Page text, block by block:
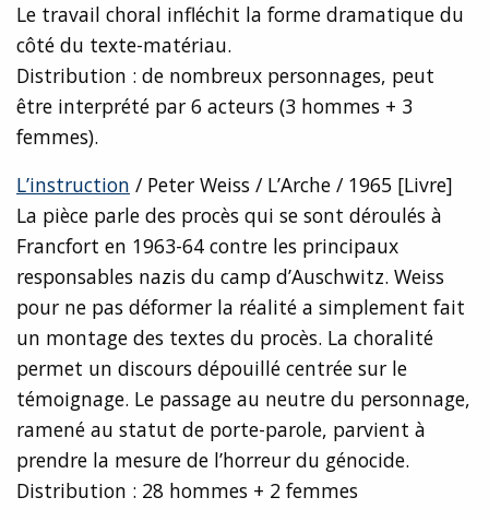
Le travail choral infléchit la forme dramatique du
côté du texte-matériau.
Distribution : de nombreux personnages, peut
être interprété par 6 acteurs (3 hommes + 3
femmes).
L’instruction / Peter Weiss / L’Arche / 1965 [Livre]
La pièce parle des procès qui se sont déroulés à
Francfort en 1963-64 contre les principaux
responsables nazis du camp d’Auschwitz. Weiss
pour ne pas déformer la réalité a simplement fait
un montage des textes du procès. La choralité
permet un discours dépouillé centrée sur le
témoignage. Le passage au neutre du personnage,
ramené au statut de porte-parole, parvient à
prendre la mesure de l’horreur du génocide.
Distribution : 28 hommes + 2 femmes